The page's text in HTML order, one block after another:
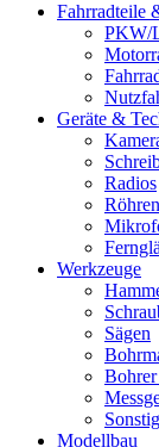
Fahrradteile
PKW/
Geräte &
Radios
Werkzeuge
Sägen
Modellbau